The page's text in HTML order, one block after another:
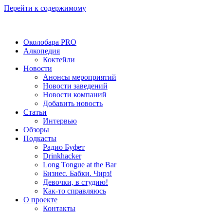
Перейти к содержимому
Околобара PRO
Алкопедия
Коктейли
Новости
Анонсы мероприятий
Новости заведений
Новости компаний
Добавить новость
Статьи
Интервью
Обзоры
Подкасты
Радио Буфет
Drinkhacker
Long Tongue at the Bar
Бизнес. Бабки. Чирз!
Девочки, в студию!
Как-то справляюсь
О проекте
Контакты